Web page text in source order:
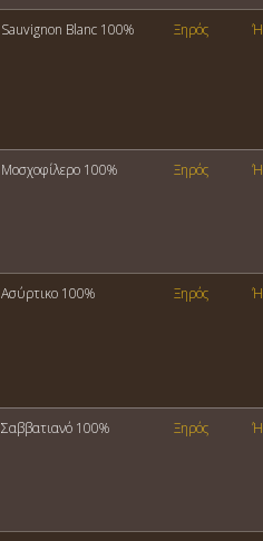
Sauvignon Blanc 100% Ξηρός
Μοσχοφίλερο 100% Ξηρός
Ασύρτικο 100% Ξηρός
Σαββατιανό 100% Ξηρός